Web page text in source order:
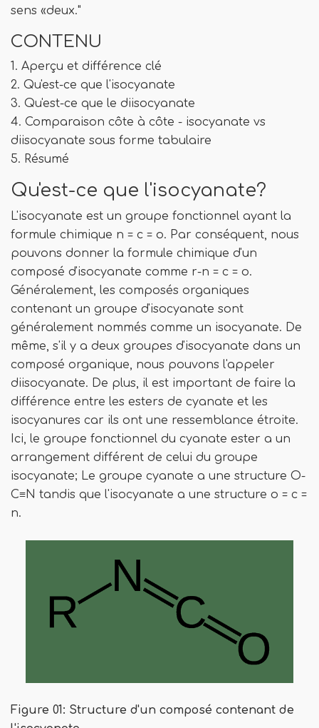
sens «deux."
CONTENU
1. Aperçu et différence clé
2. Qu'est-ce que l'isocyanate
3. Qu'est-ce que le diisocyanate
4. Comparaison côte à côte - isocyanate vs
diisocyanate sous forme tabulaire
5. Résumé
Qu'est-ce que l'isocyanate?
L'isocyanate est un groupe fonctionnel ayant la
formule chimique n = c = o. Par conséquent, nous
pouvons donner la formule chimique d'un
composé d'isocyanate comme r-n = c = o.
Généralement, les composés organiques
contenant un groupe d'isocyanate sont
généralement nommés comme un isocyanate. De
même, s'il y a deux groupes d'isocyanate dans un
composé organique, nous pouvons l'appeler
diisocyanate. De plus, il est important de faire la
différence entre les esters de cyanate et les
isocyanures car ils ont une ressemblance étroite.
Ici, le groupe fonctionnel du cyanate ester a un
arrangement différent de celui du groupe
isocyanate; Le groupe cyanate a une structure O-
C≡N tandis que l'isocyanate a une structure o = c =
n.
Figure 01: Structure d'un composé contenant de